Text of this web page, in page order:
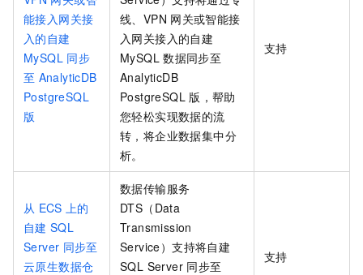
能接入网关接
入的自建
MySQL 同步
至 AnalyticDB
PostgreSQL
版
线、VPN 网关或智能接
入网关接入的自建
MySQL 数据同步至
AnalyticDB
PostgreSQL 版 ，帮助
您轻松实现数据的流
转，将企业数据集中分
析。
支持
从 ECS 上的
自建 SQL
Server 同步至
云原生数据仓
数据传输服务
DTS（Data
Transmission
Service）支持将自建
SQL Server 同步至
支持